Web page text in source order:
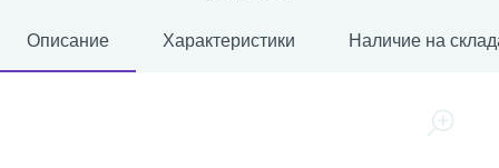
Описание Характеристики Наличие на